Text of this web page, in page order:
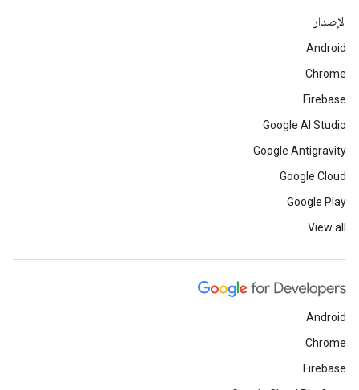
الإصدار
Android
Chrome
Firebase
Google AI Studio
Google Antigravity
Google Cloud
Google Play
View all
Android
Chrome
Firebase